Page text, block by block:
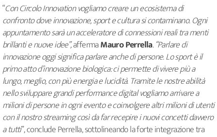
“Con Circolo Innovation vogliamo creare un ecosistema di
confronto dove innovazione, sport e cultura si contaminano. Ogni
appuntamento sarà un acceleratore di connessioni reali tra menti
brillanti e nuove idee”,affermaMauro Perrella. “Parlare di
innovazione oggi significa parlare anche di persone. Lo sport è il
primo atto d’innovazione biologica: ci permette di vivere più a
lungo, meglio, con più energia e lucidità. Tramite le nostre abilità
nello sviluppare grandi performance digital vogliamo arrivare a
milioni di persone in ogni evento e coinvolgere altri milioni di utenti
con il nostro streaming così da far recepire i nuovi concetti davvero
a tutti”, conclude Perrella, sottolineando la forte integrazione tra